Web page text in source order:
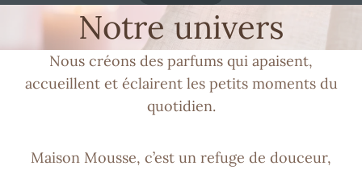
Notre univers
Nous créons des parfums qui apaisent,
accueillent et éclairent les petits moments du
quotidien.
Maison Mousse, c’est un refuge de douceur,